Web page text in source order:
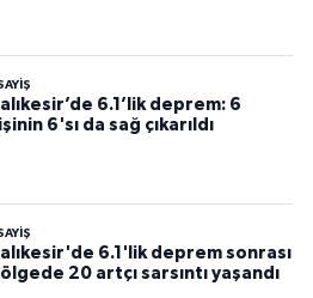
6.1’lik deprem: 6
6'sı da sağ çıkarıldı
6.1'lik deprem sonrası
20 artçı sarsıntı yaşandı